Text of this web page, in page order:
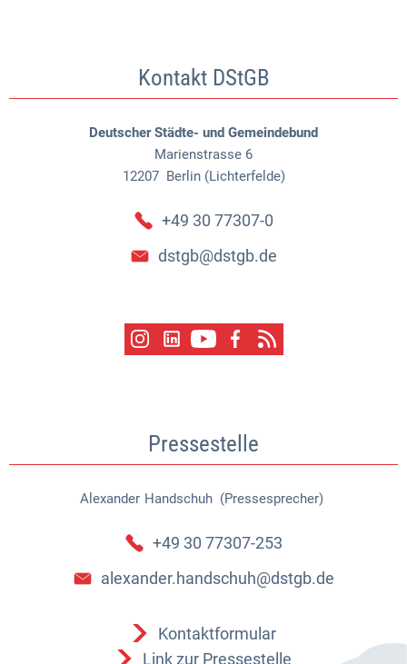
Kontakt DStGB
Deutscher Städte- und Gemeindebund
Marienstrasse 6
12207 Berlin (Lichterfelde)
+49 30 77307-0
dstgb@dstgb.de
Pressestelle
Alexander Handschuh (Pressesprecher)
Alexander Handschuh
+49 30 77307-253
alexander.handschuh@dstgb.de
Kontaktformular
Link zur Pressestelle